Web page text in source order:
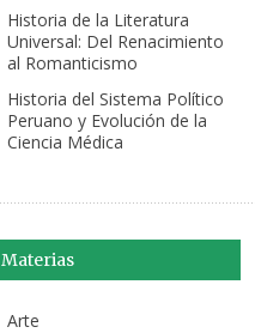
Historia de la Literatura
Universal: Del Renacimiento
al Romanticismo
Historia del Sistema Político
Peruano y Evolución de la
Ciencia Médica
Materias
Arte